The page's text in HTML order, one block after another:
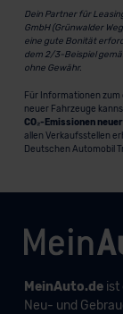
Dein Partner für
GmbH (Grünwalder
eine gute Bonität
dem 2/3-Beispiel
ohne Gewähr.
Für Informationen zum
neuer Fahrzeuge
CO₂-Emissionen
allen Verkaufsstellen
Deutschen Automobil
MeinAuto.deist
Neu- und